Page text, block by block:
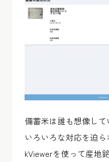
備蓄米は誰も想像し
いろいろな対応を迫
kViewerを使って産地